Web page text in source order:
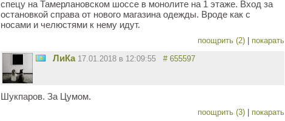
спецу на Тамерлановском шоссе в монолите на 1 этаже. Вход за
остановкой справа от нового магазина одежды. Вроде как с
носами и челюстями к нему идут.
поощрить (2) покарать
ЛиКа 17.01.2018 в 12:09:55 # 655597
Шукпаров. За Цумом.
поощрить (3) покарать